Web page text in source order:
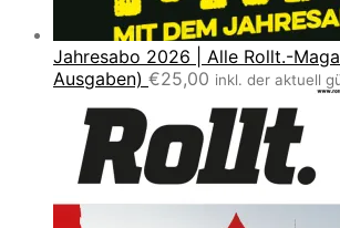
Jahresabo 2026 | Alle Rollt.-
Ausgaben) €25,00 inkl. der aktuell